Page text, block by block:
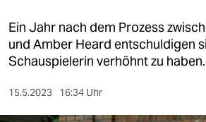
kultur
sport
nord
Ein Jahr nach dem Prozess
und Amber Heard entschuldigen
Schauspielerin verhöhnt zu
15.5.2023 16:34 Uhr